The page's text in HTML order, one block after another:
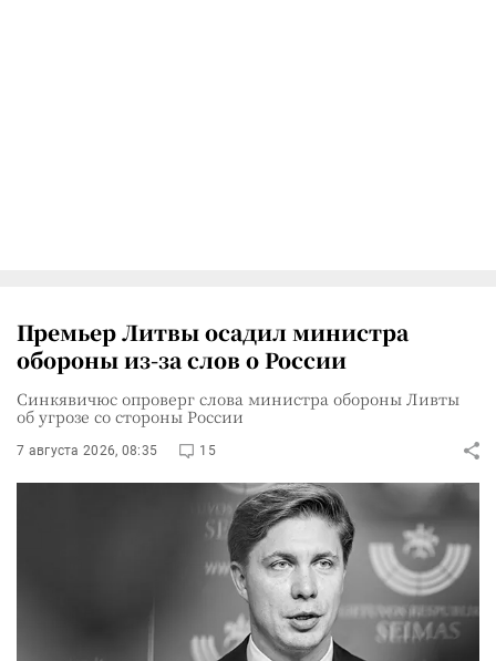
Премьер Литвы осадил министра
обороны из-за слов о России
Синкявичюс опроверг слова министра обороны Ливты
об угрозе со стороны России
7 августа 2026, 08:35 15